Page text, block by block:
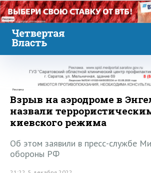
Реклама
Реклама
Взрыв на аэродроме в
назвали
киевского режима
Об этом заявили в пресс-службе
обороны РФ